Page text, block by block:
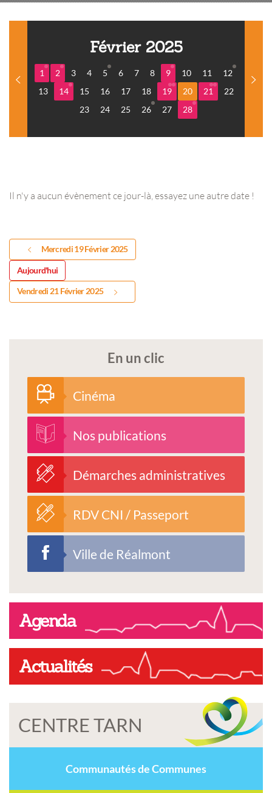
Février 2025
1 2 3 4 5 6 7 8 9 10 11
12
13
14 15 16 17 18 19 20 21
22
23
24 25 26 27 28
Il n'y a aucun évènement ce jour-là, essayez une autre date !
Mercredi 19 Février 2025
Aujourd'hui
Vendredi 21 Février 2025
En un clic
Cinéma
Nos publications
Démarches administratives
RDV CNI / Passeport
Ville de Réalmont
Agenda
Actualités
CENTRE TARN
Communautés de Communes